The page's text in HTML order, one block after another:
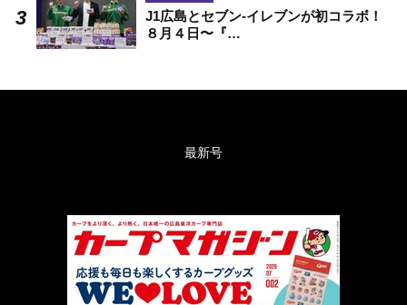
J1広島とセブン-イレブンが初コラボ！
８月４日〜『…
最新号